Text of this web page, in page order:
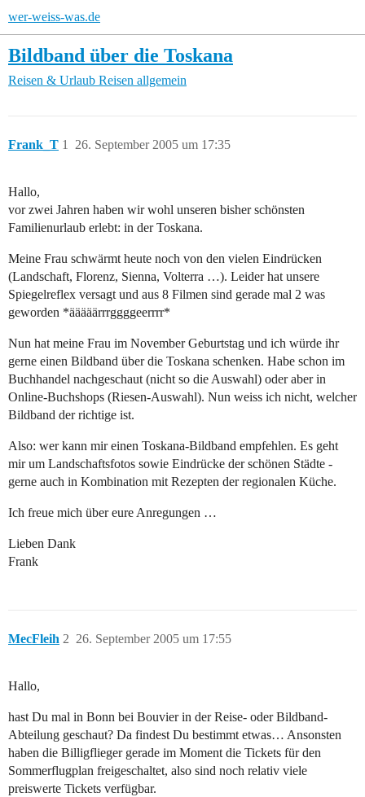
wer-weiss-was.de
Bildband über die Toskana
Reisen & Urlaub Reisen allgemein
Frank_T 26. September 2005 um 17:35
1
Hallo,
vor zwei Jahren haben wir wohl unseren bisher schönsten
Familienurlaub erlebt: in der Toskana.
Meine Frau schwärmt heute noch von den vielen Eindrücken
(Landschaft, Florenz, Sienna, Volterra …). Leider hat unsere
Spiegelreflex versagt und aus 8 Filmen sind gerade mal 2 was
geworden *ääääärrrggggeerrrr*
Nun hat meine Frau im November Geburtstag und ich würde ihr
gerne einen Bildband über die Toskana schenken. Habe schon im
Buchhandel nachgeschaut (nicht so die Auswahl) oder aber in
Online-Buchshops (Riesen-Auswahl). Nun weiss ich nicht, welcher
Bildband der richtige ist.
Also: wer kann mir einen Toskana-Bildband empfehlen. Es geht
mir um Landschaftsfotos sowie Eindrücke der schönen Städte -
gerne auch in Kombination mit Rezepten der regionalen Küche.
Ich freue mich über eure Anregungen …
Lieben Dank
Frank
MecFleih 26. September 2005 um 17:55
2
Hallo,
hast Du mal in Bonn bei Bouvier in der Reise- oder Bildband-
Abteilung geschaut? Da findest Du bestimmt etwas… Ansonsten
haben die Billigflieger gerade im Moment die Tickets für den
Sommerflugplan freigeschaltet, also sind noch relativ viele
preiswerte Tickets verfügbar.